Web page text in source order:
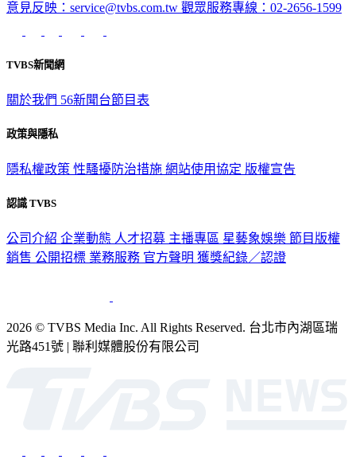
意見反映：service@tvbs.com.tw 觀眾服務專線：02-2656-1599
TVBS新聞網
關於我們 56新聞台節目表
政策與隱私
隱私權政策 性騷擾防治措施 網站使用協定 版權宣告
認識 TVBS
公司介紹 企業動態 人才招募 主播專區 星藝象娛樂 節目版權
銷售 公開招標 業務服務 官方聲明 獲獎紀錄／認證
2026 © TVBS Media Inc. All Rights Reserved. 台北市內湖區瑞
光路451號 | 聯利媒體股份有限公司